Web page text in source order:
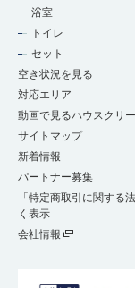
浴室
トイレ
セット
空き状況を見る
対応エリア
動画で見るハウスクリ
サイトマップ
新着情報
パートナー募集
「特定商取引に関する
く表示
会社情報